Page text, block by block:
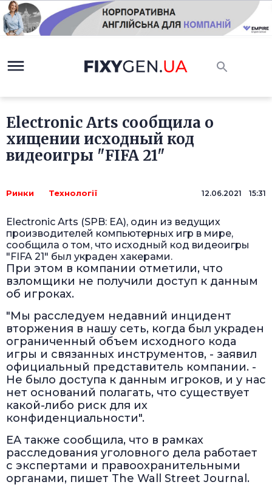
Electronic Arts сообщила о
хищении исходный код
видеоигры "FIFA 21"
Ринки Технології 12.06.2021 15:31
Electronic Arts (SPB: EA), один из ведущих
производителей компьютерных игр в мире,
сообщила о том, что исходный код видеоигры
"FIFA 21" был украден хакерами.
При этом в компании отметили, что
взломщики не получили доступ к данным
об игроках.
"Мы расследуем недавний инцидент
вторжения в нашу сеть, когда был украден
ограниченный объем исходного кода
игры и связанных инструментов, - заявил
официальный представитель компании. -
Не было доступа к данным игроков, и у нас
нет оснований полагать, что существует
какой-либо риск для их
конфиденциальности".
EA также сообщила, что в рамках
расследования уголовного дела работает
с экспертами и правоохранительными
органами, пишет The Wall Street Journal.